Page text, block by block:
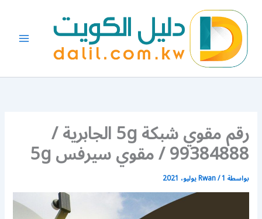
المحتوى
رقم مقوي شبكة 5g الجابرية /
99384888 / مقوي سيرفس 5g
بواسطة Rwan/1 يوليو، 2021